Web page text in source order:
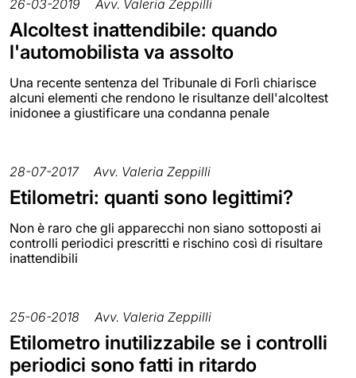
26-03-2019 Avv. Valeria Zeppilli
Alcoltest inattendibile: quando
l'automobilista va assolto
Una recente sentenza del Tribunale di Forlì chiarisce
alcuni elementi che rendono le risultanze dell'alcoltest
inidonee a giustificare una condanna penale
28-07-2017 Avv. Valeria Zeppilli
Etilometri: quanti sono legittimi?
Non è raro che gli apparecchi non siano sottoposti ai
controlli periodici prescritti e rischino così di risultare
inattendibili
25-06-2018 Avv. Valeria Zeppilli
Etilometro inutilizzabile se i controlli
periodici sono fatti in ritardo